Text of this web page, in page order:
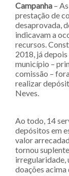
Campanha –
prestação de
desaprovada,
indicavam a
recursos.
2018, já
município –
comissão –
realizar
Neves.
Ao todo, 14
depósitos em
valor
tornou
irregularidade,
doações acima